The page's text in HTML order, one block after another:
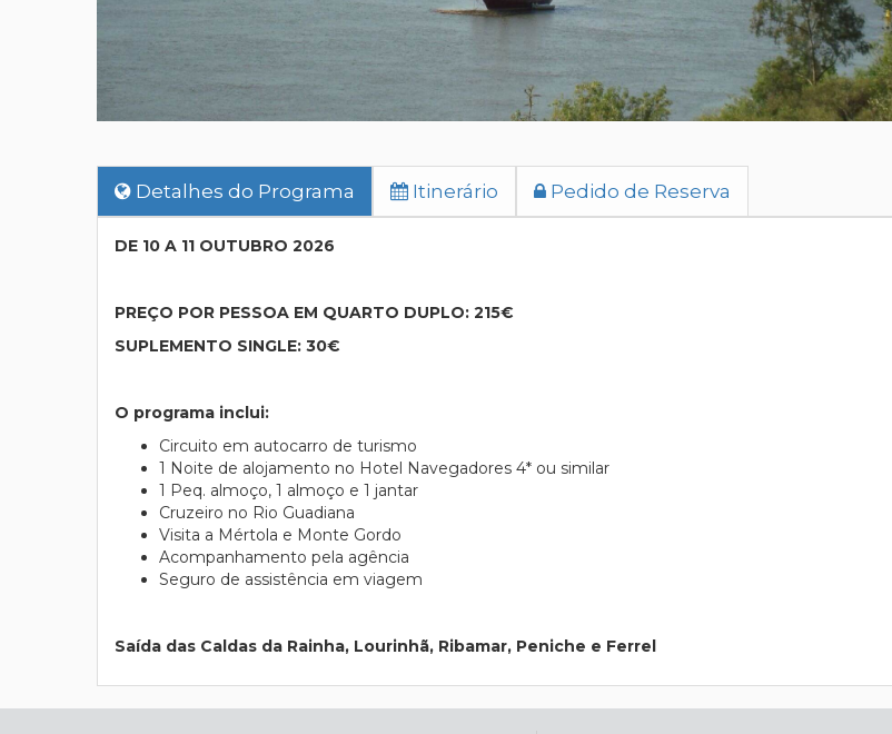
Detalhes do Programa Itinerário Pedido de Reserva
DE 10 A 11 OUTUBRO 2026
PREÇO POR PESSOA EM QUARTO DUPLO: 215€
SUPLEMENTO SINGLE: 30€
O programa inclui:
Circuito em autocarro de turismo
1 Noite de alojamento no Hotel Navegadores 4* ou similar
1 Peq. almoço, 1 almoço e 1 jantar
Cruzeiro no Rio Guadiana
Visita a Mértola e Monte Gordo
Acompanhamento pela agência
Seguro de assistência em viagem
Saída das Caldas da Rainha, Lourinhã, Ribamar, Peniche e Ferrel